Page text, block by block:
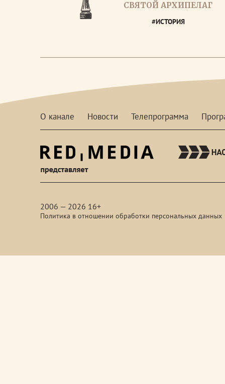
СВЯТОЙ АРХИПЕЛАГ
#ИСТОРИЯ
О канале Новости Телепрограмма
2006 — 2026 16+
Политика в отношении обработки персональных данных